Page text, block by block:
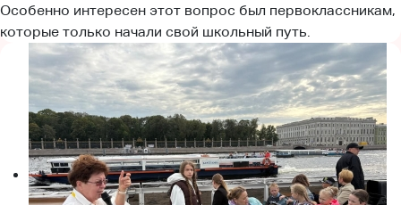
Особенно интересен этот вопрос был первоклассникам,
которые только начали свой школьный путь.